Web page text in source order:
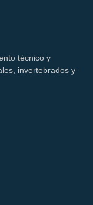
técnico y
invertebrados y